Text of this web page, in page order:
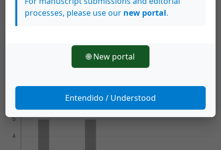
Comp.). Obras I. Poesía (La tarde). (p. 377) México:
UNAM.
Obras I. Poesía (La tarde). (p. 377) México: UNAM.
Virgilio Marón, P. (1963). Geórgicas. México: UNAM.
Descargas
processes, please use our new portal.
🌐 New portal
Entendido / Understood